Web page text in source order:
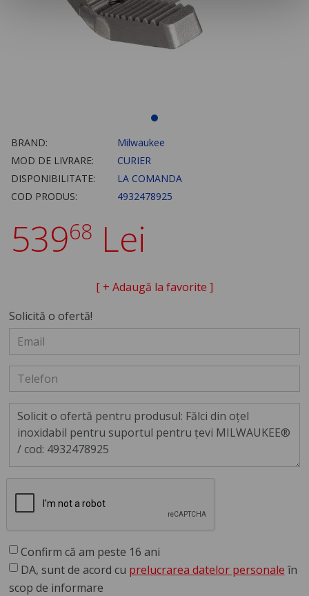
BRAND:
Milwaukee
MOD DE LIVRARE:
CURIER
DISPONIBILITATE:
LA COMANDA
COD PRODUS:
4932478925
53968 Lei
[ + Adaugă la favorite ]
Solicită o ofertă!
Confirm că am peste 16 ani
DA, sunt de acord cu prelucrarea datelor personale în
scop de informare